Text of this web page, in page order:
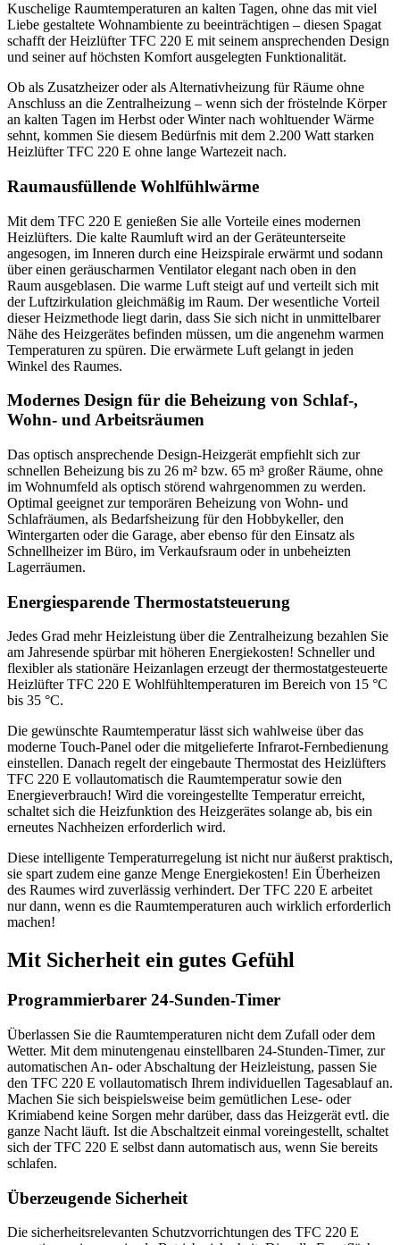
Kuschelige Raumtemperaturen an kalten Tagen, ohne das mit viel
Liebe gestaltete Wohnambiente zu beeinträchtigen – diesen Spagat
schafft der Heizlüfter TFC 220 E mit seinem ansprechenden Design
und seiner auf höchsten Komfort ausgelegten Funktionalität.
Ob als Zusatzheizer oder als Alternativheizung für Räume ohne
Anschluss an die Zentralheizung – wenn sich der fröstelnde Körper
an kalten Tagen im Herbst oder Winter nach wohltuender Wärme
sehnt, kommen Sie diesem Bedürfnis mit dem 2.200 Watt starken
Heizlüfter TFC 220 E ohne lange Wartezeit nach.
Raumausfüllende Wohlfühlwärme
Mit dem TFC 220 E genießen Sie alle Vorteile eines modernen
Heizlüfters. Die kalte Raumluft wird an der Geräteunterseite
angesogen, im Inneren durch eine Heizspirale erwärmt und sodann
über einen geräuscharmen Ventilator elegant nach oben in den
Raum ausgeblasen. Die warme Luft steigt auf und verteilt sich mit
der Luftzirkulation gleichmäßig im Raum. Der wesentliche Vorteil
dieser Heizmethode liegt darin, dass Sie sich nicht in unmittelbarer
Nähe des Heizgerätes befinden müssen, um die angenehm warmen
Temperaturen zu spüren. Die erwärmete Luft gelangt in jeden
Winkel des Raumes.
Modernes Design für die Beheizung von Schlaf-,
Wohn- und Arbeitsräumen
Das optisch ansprechende Design-Heizgerät empfiehlt sich zur
schnellen Beheizung bis zu 26 m² bzw. 65 m³ großer Räume, ohne
im Wohnumfeld als optisch störend wahrgenommen zu werden.
Optimal geeignet zur temporären Beheizung von Wohn- und
Schlafräumen, als Bedarfsheizung für den Hobbykeller, den
Wintergarten oder die Garage, aber ebenso für den Einsatz als
Schnellheizer im Büro, im Verkaufsraum oder in unbeheizten
Lagerräumen.
Energiesparende Thermostatsteuerung
Jedes Grad mehr Heizleistung über die Zentralheizung bezahlen Sie
am Jahresende spürbar mit höheren Energiekosten! Schneller und
flexibler als stationäre Heizanlagen erzeugt der thermostatgesteuerte
Heizlüfter TFC 220 E Wohlfühltemperaturen im Bereich von 15 °C
bis 35 °C.
Die gewünschte Raumtemperatur lässt sich wahlweise über das
moderne Touch-Panel oder die mitgelieferte Infrarot-Fernbedienung
einstellen. Danach regelt der eingebaute Thermostat des Heizlüfters
TFC 220 E vollautomatisch die Raumtemperatur sowie den
Energieverbrauch! Wird die voreingestellte Temperatur erreicht,
schaltet sich die Heizfunktion des Heizgerätes solange ab, bis ein
erneutes Nachheizen erforderlich wird.
Diese intelligente Temperaturregelung ist nicht nur äußerst praktisch,
sie spart zudem eine ganze Menge Energiekosten! Ein Überheizen
des Raumes wird zuverlässig verhindert. Der TFC 220 E arbeitet
nur dann, wenn es die Raumtemperaturen auch wirklich erforderlich
machen!
Mit Sicherheit ein gutes Gefühl
Programmierbarer 24-Sunden-Timer
Überlassen Sie die Raumtemperaturen nicht dem Zufall oder dem
Wetter. Mit dem minutengenau einstellbaren 24-Stunden-Timer, zur
automatischen An- oder Abschaltung der Heizleistung, passen Sie
den TFC 220 E vollautomatisch Ihrem individuellen Tagesablauf an.
Machen Sie sich beispielsweise beim gemütlichen Lese- oder
Krimiabend keine Sorgen mehr darüber, dass das Heizgerät evtl. die
ganze Nacht läuft. Ist die Abschaltzeit einmal voreingestellt, schaltet
sich der TFC 220 E selbst dann automatisch aus, wenn Sie bereits
schlafen.
Überzeugende Sicherheit
Die sicherheitsrelevanten Schutzvorrichtungen des TFC 220 E